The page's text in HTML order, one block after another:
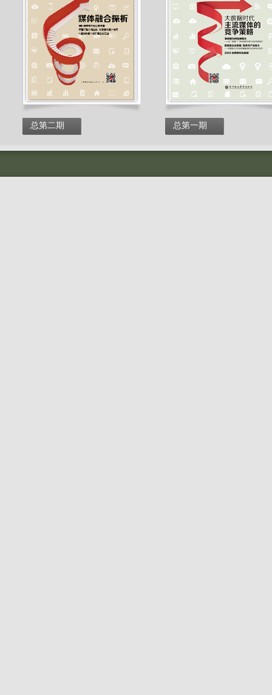
总第二期 总第一期